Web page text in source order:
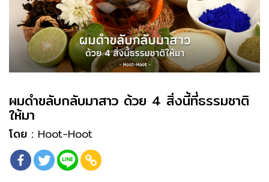
ผมดำขลับกลับมาสาว ด้วย 4 สิ่งนี้ที่ธรรมชาติ
ให้มา
โดย : Hoot-Hoot